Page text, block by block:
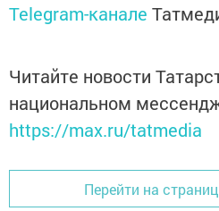
Telegram-канале
Читайте новости
национальном
https://max.ru/tatmedia
Перейти на